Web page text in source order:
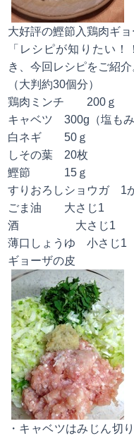
大好評の鰹節入鶏肉ギョ
「レシピが知りたい
き、今回レシピをご紹介
（大判約30個分）
鶏肉ミンチ 200ｇ
キャベツ 300g（塩もみ
白ネギ 50ｇ
しその葉 20枚
鰹節 15ｇ
すりおろしショウガ 1
ごま油 大さじ1
酒 大さじ1
薄口しょうゆ 小さじ1
ギョーザの皮
・キャベツはみじん切